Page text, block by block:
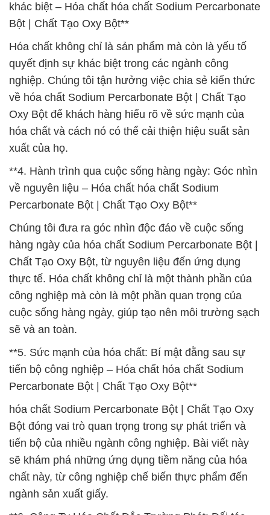
khác biệt – Hóa chất hóa chất Sodium Percarbonate
Bột | Chất Tạo Oxy Bột**
Hóa chất không chỉ là sản phẩm mà còn là yếu tố
quyết định sự khác biệt trong các ngành công
nghiệp. Chúng tôi tận hưởng việc chia sẻ kiến thức
về hóa chất Sodium Percarbonate Bột | Chất Tạo
Oxy Bột để khách hàng hiểu rõ về sức mạnh của
hóa chất và cách nó có thể cải thiện hiệu suất sản
xuất của họ.
**4. Hành trình qua cuộc sống hàng ngày: Góc nhìn
về nguyên liệu – Hóa chất hóa chất Sodium
Percarbonate Bột | Chất Tạo Oxy Bột**
Chúng tôi đưa ra góc nhìn độc đáo về cuộc sống
hàng ngày của hóa chất Sodium Percarbonate Bột |
Chất Tạo Oxy Bột, từ nguyên liệu đến ứng dụng
thực tế. Hóa chất không chỉ là một thành phần của
công nghiệp mà còn là một phần quan trọng của
cuộc sống hàng ngày, giúp tạo nên môi trường sạch
sẽ và an toàn.
**5. Sức mạnh của hóa chất: Bí mật đằng sau sự
tiến bộ công nghiệp – Hóa chất hóa chất Sodium
Percarbonate Bột | Chất Tạo Oxy Bột**
hóa chất Sodium Percarbonate Bột | Chất Tạo Oxy
Bột đóng vai trò quan trọng trong sự phát triển và
tiến bộ của nhiều ngành công nghiệp. Bài viết này
sẽ khám phá những ứng dụng tiềm năng của hóa
chất này, từ công nghiệp chế biến thực phẩm đến
ngành sản xuất giấy.